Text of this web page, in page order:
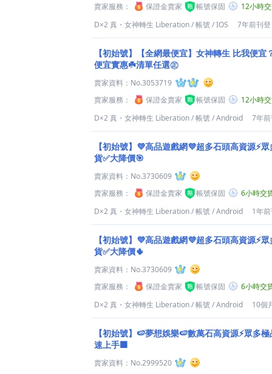
賣家服務：
保證金賣家 帳號保固
12小時
D×2 真・女神轉生 Liberation/帳號/IOS 7年前刊登
【初始號】【全網最便宜】女神轉生 比我便宜
便宜實惠☘️清單任選㊣
賣家資料： No.3053719
賣家服務：
保證金賣家 帳號保固
12小時
D×2 真・女神轉生 Liberation/帳號/Android 7年
【初始號】💜高品遊戲網💜超多石頭高資源⚡
貨✅大降價🎯
賣家資料： No.3730609
賣家服務：
保證金賣家 帳號保固
6小時交
D×2 真・女神轉生 Liberation/帳號/Android 1年
【初始號】💜高品遊戲網💜超多石頭高資源⚡
貨✅大降價🌵
賣家資料： No.3730609
賣家服務：
保證金賣家 帳號保固
6小時交
D×2 真・女神轉生 Liberation/帳號/Android 10個
【初始號】🍉夢想娛樂🍉數萬石高資源⚡眾多
速上手🟫
賣家資料： No.2999520